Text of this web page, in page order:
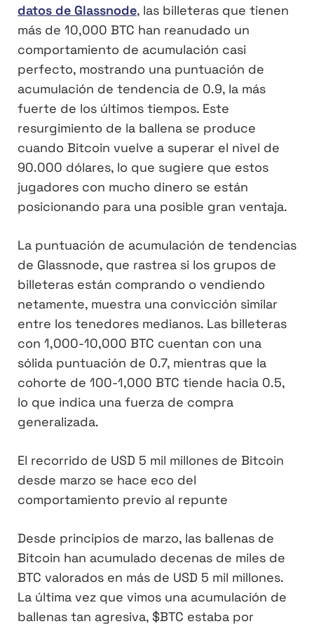
datos de Glassnode, las billeteras que tienen
más de 10,000 BTC han reanudado un
comportamiento de acumulación casi
perfecto, mostrando una puntuación de
acumulación de tendencia de 0.9, la más
fuerte de los últimos tiempos. Este
resurgimiento de la ballena se produce
cuando Bitcoin vuelve a superar el nivel de
90.000 dólares, lo que sugiere que estos
jugadores con mucho dinero se están
posicionando para una posible gran ventaja.
La puntuación de acumulación de tendencias
de Glassnode, que rastrea si los grupos de
billeteras están comprando o vendiendo
netamente, muestra una convicción similar
entre los tenedores medianos. Las billeteras
con 1,000-10,000 BTC cuentan con una
sólida puntuación de 0.7, mientras que la
cohorte de 100-1,000 BTC tiende hacia 0.5,
lo que indica una fuerza de compra
generalizada.
El recorrido de USD 5 mil millones de Bitcoin
desde marzo se hace eco del
comportamiento previo al repunte
Desde principios de marzo, las ballenas de
Bitcoin han acumulado decenas de miles de
BTC valorados en más de USD 5 mil millones.
La última vez que vimos una acumulación de
ballenas tan agresiva, $BTC estaba por